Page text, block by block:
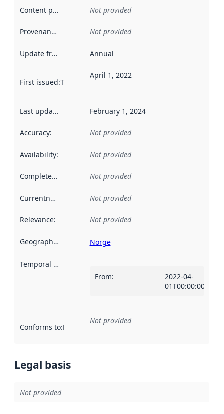
Content providers Not provided
Provenance Not provided
Update frequency Annual
First issued:This date indicates when the data in this
April 1, 2022
Last updated February 1, 2024
Accuracy: Not provided
Availability: Not provided
Completeness Not provided
Currentness Not provided
Relevance: Not provided
Geographical scope Norge
Temporal scope
From:
2022-04-
01T00:00:00Z
Conforms to:Reference to an implementation rule or other
Not provided
Legal basis
Not provided